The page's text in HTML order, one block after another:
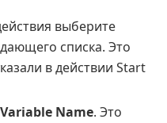
выберите
списка. Это
в действии Start
Name. Это